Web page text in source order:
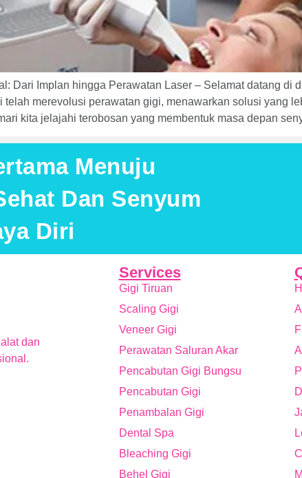
Dari Implan hingga Perawatan Laser – Selamat datang di
merevolusi perawatan gigi, menawarkan solusi yang
kita jelajahi terobosan yang membentuk masa depan
Menuju
Dan Senyum
Diri
dan
Services
Gigi Tiruan
Scaling Gigi
Veneer Gigi
Perawatan Saluran Akar
Pencabutan Gigi Bungsu
Pencabutan Gigi
Penambalan Gigi
Dental Spa
Bleaching Gigi
Behel Gigi